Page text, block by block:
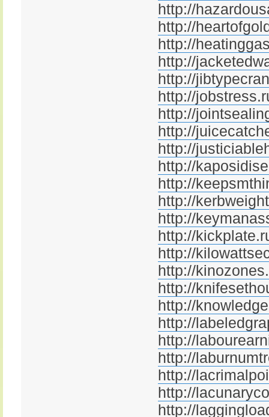
http://
http://
http://
http://
http://
http://
http://
http://
http://
http://
http://
http://
http://
http://
http://
http://
http://
http://
http://
http://
http://
http://
http://
http://